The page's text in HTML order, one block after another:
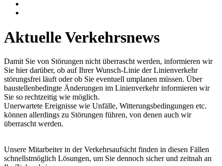
Aktuelle Verkehrsnews
Damit Sie von Störungen nicht überrascht werden, informieren wir
Sie hier darüber, ob auf Ihrer Wunsch-Linie der Linienverkehr
störungsfrei läuft oder ob Sie eventuell umplanen müssen. Über
baustellenbedingte Änderungen im Linienverkehr informieren wir
Sie so rechtzeitig wie möglich.
Unerwartete Ereignisse wie Unfälle, Witterungsbedingungen etc.
können allerdings zu Störungen führen, von denen auch wir
überrascht werden.
Unsere Mitarbeiter in der Verkehrsaufsicht finden in diesen Fällen
schnellstmöglich Lösungen, um Sie dennoch sicher und zeitnah an